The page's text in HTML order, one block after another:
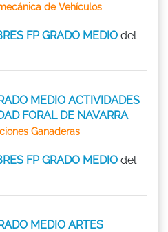
de Vehículos
FP GRADO MEDIO del
MEDIO ACTIVIDADES
FORAL DE NAVARRA
Ganaderas
FP GRADO MEDIO del
MEDIO ARTES